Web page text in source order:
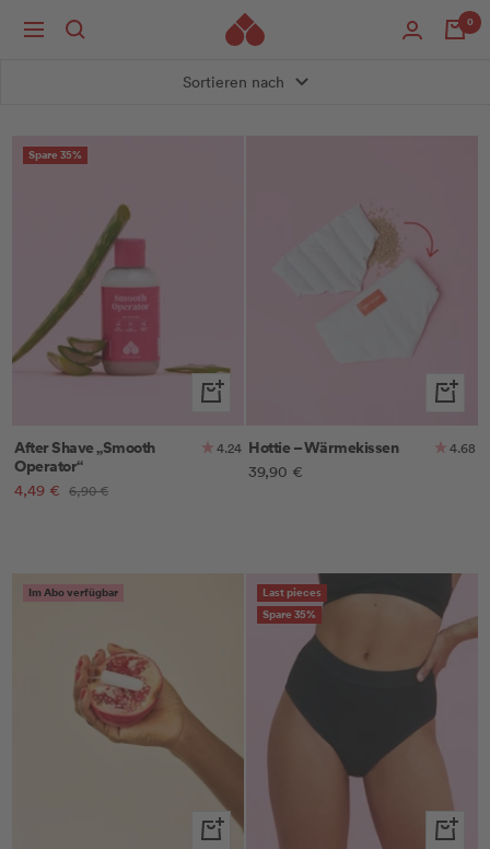
zumNavigation
0
Sortieren nach
Spare 35%
In
Warenkorb
After Shave „Smooth
Operator“
4.24
Angebotspreis
4,49 € Regulärer
6,90 €
In
Hottie – Wärmekissen 4.68
Angebotspreis
39,90 €
Im Abo verfügbar
Schnellansicht
Last pieces
Spare 35%